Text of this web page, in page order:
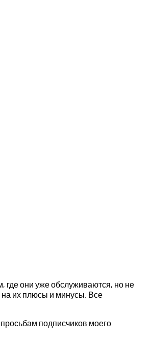
где они уже обслуживаются, но не
на их плюсы и минусы. Все
подписчиков моего